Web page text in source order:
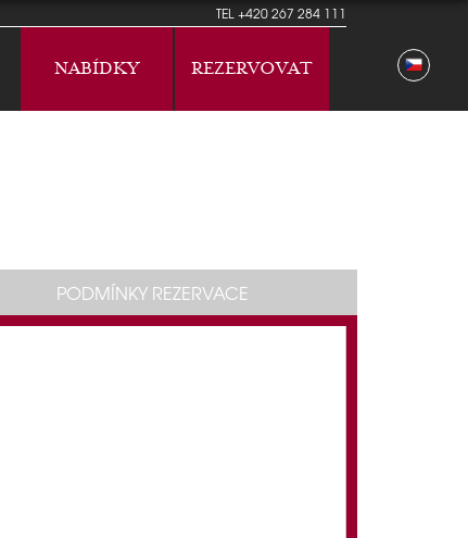
TEL+420 267 284 111
NABÍDKY REZERVOVAT
PODMÍNKY REZERVACE